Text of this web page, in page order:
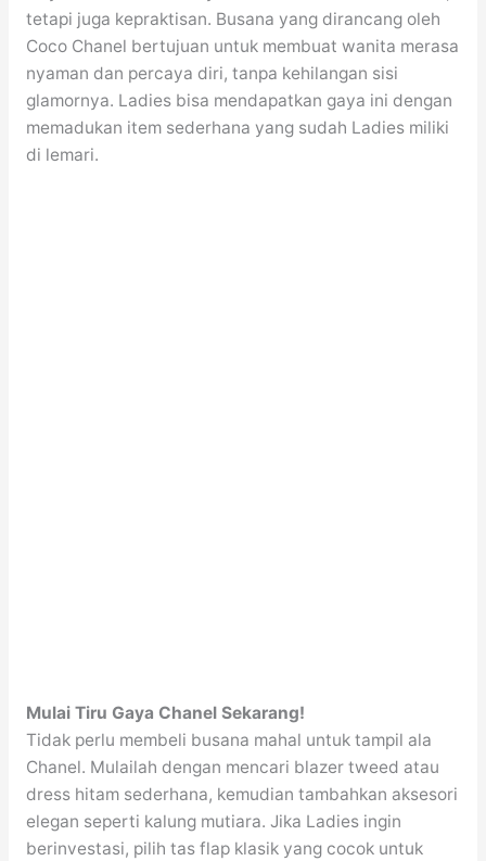
tetapi juga kepraktisan. Busana yang dirancang oleh
Coco Chanel bertujuan untuk membuat wanita merasa
nyaman dan percaya diri, tanpa kehilangan sisi
glamornya. Ladies bisa mendapatkan gaya ini dengan
memadukan item sederhana yang sudah Ladies miliki
di lemari.
Mulai Tiru Gaya Chanel Sekarang!
Tidak perlu membeli busana mahal untuk tampil ala
Chanel. Mulailah dengan mencari blazer tweed atau
dress hitam sederhana, kemudian tambahkan aksesori
elegan seperti kalung mutiara. Jika Ladies ingin
berinvestasi, pilih tas flap klasik yang cocok untuk